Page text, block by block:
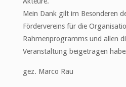
Mein Dank gilt im Besonderen
Fördervereins für die
Rahmenprogramms und allen
Veranstaltung beigetragen
gez. Marco Rau